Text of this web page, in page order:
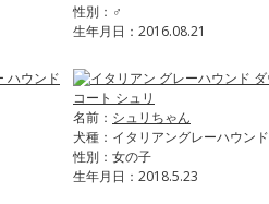
性別：♂
生年月日：2016.08.21
名前： シュリちゃん
犬種：イタリアングレーハウンド
性別：女の子
生年月日：2018.5.23